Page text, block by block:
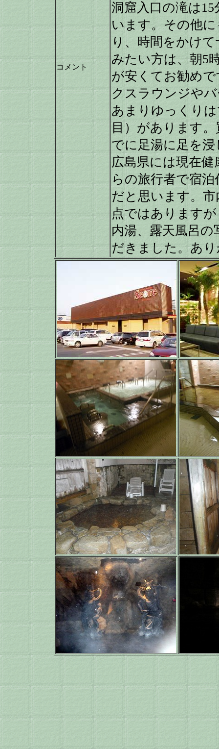
コメント
洞窟入口の滝は
います。その他
り、時間をかけ
みたい方は、朝5
が安くてお勧め
クスラウンジや
あまりゆっくり
目）があります
でに足湯に足を
広島県には現在
らの旅行者で宿
だと思います。
点ではあります
内湯、露天風呂
だきました。あ